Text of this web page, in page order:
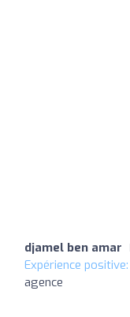
djamel ben amar
Expérience positive:
agence